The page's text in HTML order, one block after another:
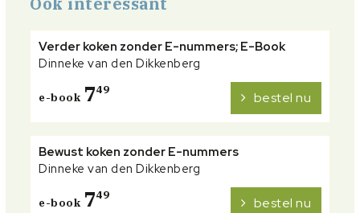
Verder koken zonder E-nummers; E-Book
Dinneke van den Dikkenberg
e-book 749 bestel nu
Bewust koken zonder E-nummers
Dinneke van den Dikkenberg
e-book 749 bestel nu